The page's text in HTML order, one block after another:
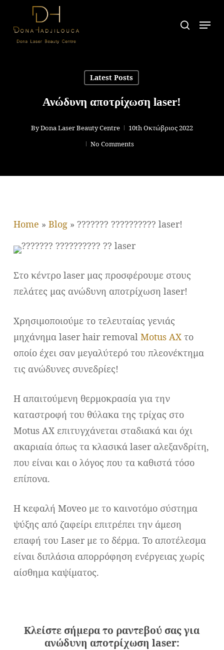
main
search
Menu
Latest Posts
Ανώδυνη αποτρίχωση laser!
ByDona Laser Beauty Centre
10th Οκτώβριος 2022
No Comments
Home » Blog» ??????? ?????????? laser!
Στο κέντρο laser μας προσφέρουμε στους
πελάτες μας ανώδυνη αποτρίχωση laser!
Χρησιμοποιούμε το τελευταίας γενιάς
μηχάνημα laser hair removal Motus AXτο
οποίο έχει σαν μεγαλύτερό του πλεονέκτημα
τις ανώδυνες συνεδρίες!
Η απαιτούμενη θερμοκρασία για την
καταστροφή του θύλακα της τρίχας στο
Motus AX επιτυγχάνεται σταδιακά και όχι
ακαριαία όπως τα κλασικά laser αλεξανδρίτη,
που είναι και ο λόγος που τα καθιστά τόσο
επίπονα.
Η κεφαλή Moveo με το καινοτόμο σύστημα
ψύξης από ζαφείρι επιτρέπει την άμεση
επαφή του Laser με το δέρμα. Το αποτέλεσμα
είναι διπλάσια απορρόφηση ενέργειας χωρίς
αίσθημα καψίματος.
Κλείστε σήμερα το ραντεβού σας για
ανώδυνη αποτρίχωση laser: